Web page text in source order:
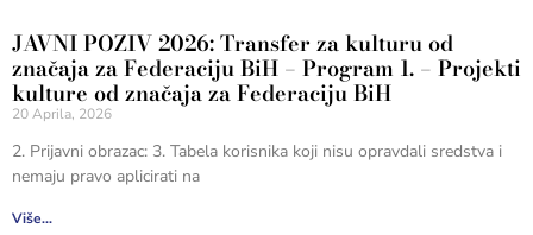
JAVNI POZIV 2026: Transfer za kulturu od
značaja za Federaciju BiH – Program 1. – Projekti
kulture od značaja za Federaciju BiH
20 Aprila, 2026
2. Prijavni obrazac: 3. Tabela korisnika koji nisu opravdali sredstva i
nemaju pravo aplicirati na
Više...